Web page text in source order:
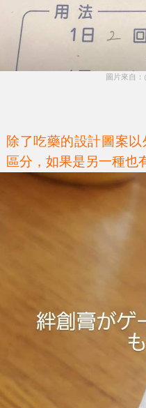
圖片來自
除了吃藥的設計圖案
區分，如果是另一種也